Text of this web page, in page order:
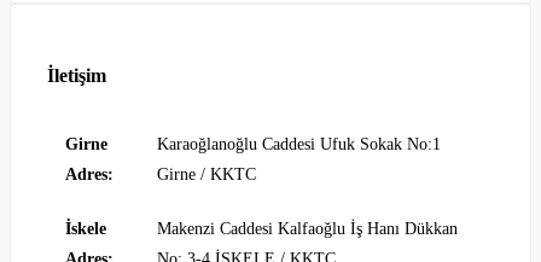
İletişim
Girne
Adres:
Karaoğlanoğlu Caddesi Ufuk Sokak No:1
Girne / KKTC
İskele
Makenzi Caddesi Kalfaoğlu İş Hanı Dükkan